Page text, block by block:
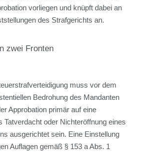
vorliegen und knüpft dabei an
des Strafgerichts an.
zwei Fronten
muss vor dem
Bedrohung des Mandanten
Approbation primär auf eine
Tatverdacht oder Nichteröffnung eines
ausgerichtet sein. Eine Einstellung
Auflagen gemäß § 153 a Abs. 1